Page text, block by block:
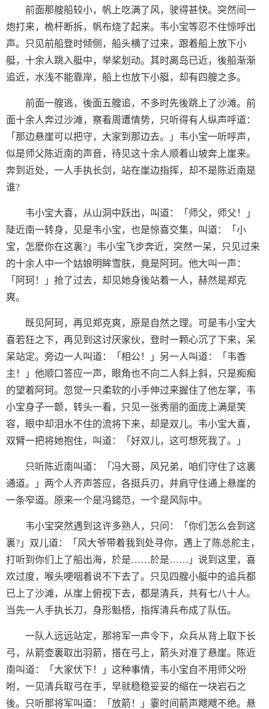
前面那艘船较小，帆上吃满了风，驶得甚快。突然间一
炮打来，桅杆断拆，帆布烧了起来。韦小宝等忍不住惊呼出
声。只见前船登时倾侧，船头横了过来，跟着船上放下小
艇，十余人跳入艇中，举桨划动。其时离岛已近，後船渐渐
追近，水浅不能靠岸，船上也放下小艇，却有四艘之多。
前面一艘逃，後面五艘追，不多时先後跳上了沙滩。前
面十余人奔过沙滩，察看周遭情势，只听得有人纵声呼道：
「那边悬崖可以把守，大家到那边去。」韦小宝一听呼声，
似是师父陈近南的声音，待见这十余人顺着山坡奔上崖来。
奔到近处，一人手执长剑，站在崖边指挥，却不是陈近南是
谁?
韦小宝大喜，从山洞中跃出，叫道：「师父，师父！」
陡近南一转身，见是韦小宝，也是惊喜交集，叫道：「小
宝，怎麽你在这裏?」韦小宝飞步奔近，突然一呆，只见过来
的十余人中一个姑娘明眸雪肤，竟是阿珂。他大叫一声：
「阿珂！」抢了过去，却见她身後站着一人，赫然是郑克
爽。
既见阿珂，再见郑克爽，原是自然之理。可是韦小宝大
喜若狂之下，再见到这讨厌家伙，登时一颗心沉了下来，呆
呆站定。旁边一人叫道：「相公！」另一人叫道：「韦香
主！」他顺口答应一声，眼角也不向二人斜上斜，只是痴痴
的望着阿珂。忽觉一只柔软的小手伸过来握住了他左掌，韦
小宝身子一颤，转头一看，只见一张秀丽的面庞上满是笑
容，眼中却泪水不住的流将下来，却是双儿。韦小宝大喜，
双臂一把将她抱住，叫道：「好双儿，这可想死我了。」
只听陈近南叫道：「冯大哥，风兄弟，咱们守住了这裏
通道。」两个人齐声答应，各挺兵刃，并肩守住通上悬崖的
一条窄道。原来一个是冯鍚范，一个是风际中。
韦小宝突然遇到这许多熟人，只问：「你们怎么会到这
裏?」双儿道：「风大爷带着我到处寻你，遇上了陈总舵主，
打听到你们上了船出海，於是……於是……」说到这里，喜
欢过度，喉头哽咽着说不下去了。只见四艘小艇中的追兵都
已上了沙滩，从崖上俯视下去，都是清兵，共有七八十人。
当先一人手执长刀，身形魁梧，指挥清兵布成了队伍。
一队人远远站定，那将军一声令下，众兵从背上取下长
弓，从箭壶裏取出羽箭，搭在弓上，箭头对准了悬崖。陈近
南叫道：「大家伏下！」这种事情，韦小宝自不用师父吩
咐，一见清兵取弓在手，早就稳稳妥妥的缩在一块岩石之
後。只听那将军叫道：「放箭！」霎时间箭声飕飕不绝。悬